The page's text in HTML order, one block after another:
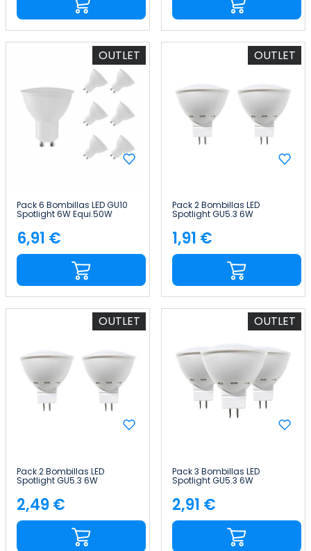
OUTLET
Pack 6 Bombillas LED GU10
Spotlight 6W Equi.50W
540lm 6000K Raydan Home
Precio
6,91 €
OUTLET
Pack 2 Bombillas LED
Spotlight GU5.3 6W
Equi.50W 540lm 25000H
7hSevenOn Premium
Precio
1,91 €
OUTLET
Pack 2 Bombillas LED
Spotlight GU5.3 6W
Equi.50W 540lm 25000H
7hSevenOn LED
Precio
2,49 €
OUTLET
Pack 3 Bombillas LED
Spotlight GU5.3 6W
Equi.50W 540lm 3000K
15000H Primer Leader
Precio
2,91 €